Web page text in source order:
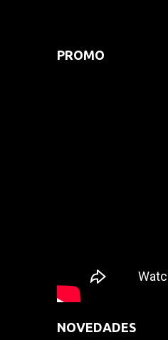
PROMO
NOVEDADES